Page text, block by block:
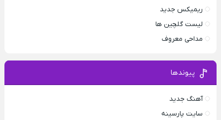
ریمیکس جدید
لیست گلچین ها
مداحی معروف
پیوندها
آهنگ جدید
سایت پارسینه